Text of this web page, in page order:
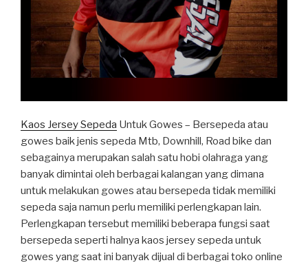
Kaos Jersey Sepeda Untuk Gowes – Bersepeda atau
gowes baik jenis sepeda Mtb, Downhill, Road bike dan
sebagainya merupakan salah satu hobi olahraga yang
banyak dimintai oleh berbagai kalangan yang dimana
untuk melakukan gowes atau bersepeda tidak memiliki
sepeda saja namun perlu memiliki perlengkapan lain.
Perlengkapan tersebut memiliki beberapa fungsi saat
bersepeda seperti halnya kaos jersey sepeda untuk
gowes yang saat ini banyak dijual di berbagai toko online